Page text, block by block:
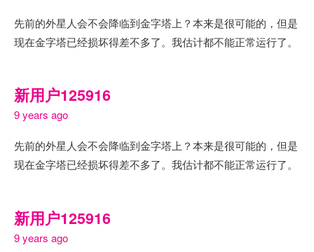
先前的外星人会不会降临到金字塔上？本来是很可能的，但是
现在金字塔已经损坏得差不多了。我估计都不能正常运行了。
新用户125916
9 years ago
先前的外星人会不会降临到金字塔上？本来是很可能的，但是
现在金字塔已经损坏得差不多了。我估计都不能正常运行了。
新用户125916
9 years ago